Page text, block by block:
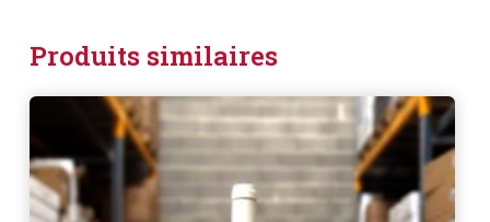
Produits similaires